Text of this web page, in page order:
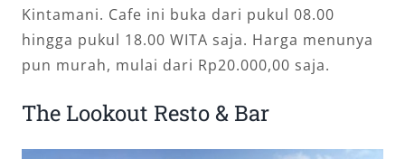
Kintamani. Cafe ini buka dari pukul 08.00
hingga pukul 18.00 WITA saja. Harga menunya
pun murah, mulai dari Rp20.000,00 saja.
The Lookout Resto & Bar